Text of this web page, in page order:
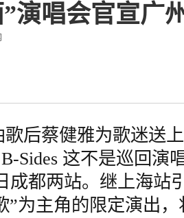
演唱会官宣广
歌后蔡健雅为歌迷送
Sides 这不是巡回演
成都两站。继上海站
”为主角的限定演出